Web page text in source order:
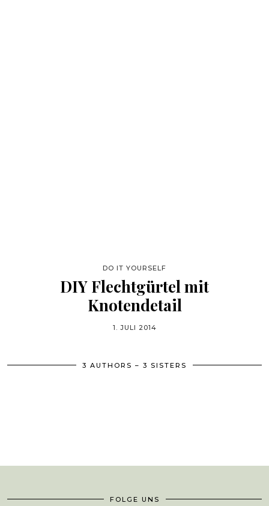
DO IT YOURSELF
DIY Flechtgürtel mit
Knotendetail
1. JULI 2014
3 AUTHORS – 3 SISTERS
FOLGE UNS